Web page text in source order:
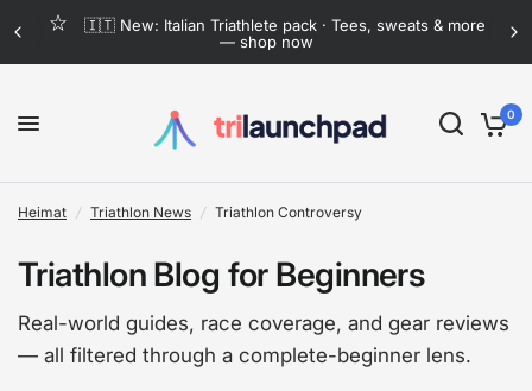
Flat-rate shipping anywhere in Mexico · Now lower
than ever
0
Heimat / Triathlon News / Triathlon Controversy
Triathlon Blog for Beginners
Real-world guides, race coverage, and gear reviews
— all filtered through a complete-beginner lens.